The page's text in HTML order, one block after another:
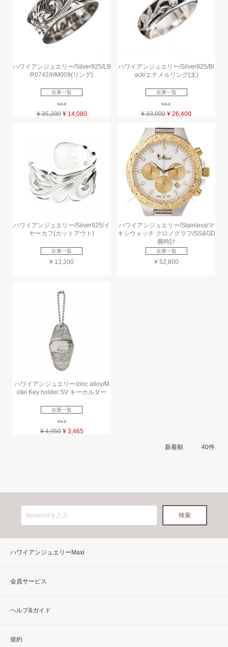
ハワイアンジュエリー/Silver925/LB
R0742/HM009(リング)
在庫一覧
SALE
¥ 35,200 ¥ 14,080
ハワイアンジュエリー/Silver925/Bl
ack/エナメルリング(太)
在庫一覧
SALE
¥ 33,000 ¥ 26,400
ハワイアンジュエリー/Silver925/イ
ヤーカフ(カットアウト)
在庫一覧
¥ 13,200
ハワイアンジュエリー/Stainless/マ
キシウォッチ クロノグラフ/SS&GD
腕時計
在庫一覧
¥ 52,800
ハワイアンジュエリー/zinc alloy/M
otel Key holder SV キーホルダー
在庫一覧
SALE
¥ 4,950 ¥ 3,465
ハワイアンジュエリーMaxi
会員サービス
ヘルプ&ガイド
規約